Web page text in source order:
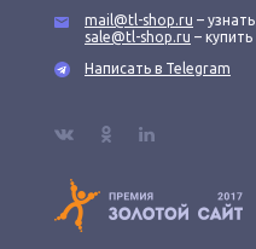
mail@tl-shop.ru – узнать
sale@tl-shop.ru – купить
Написать в Telegram